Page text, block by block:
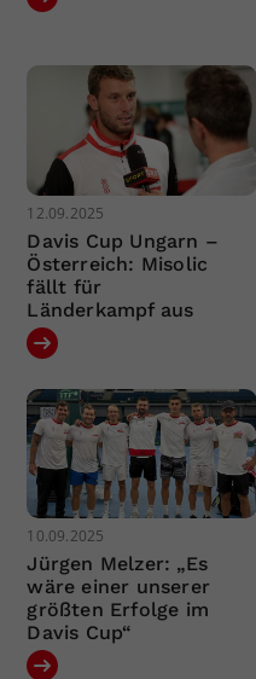
12.09.2025
Davis Cup Ungarn –
Österreich: Misolic
fällt für
Länderkampf aus
10.09.2025
Jürgen Melzer: „Es
wäre einer unserer
größten Erfolge im
Davis Cup“